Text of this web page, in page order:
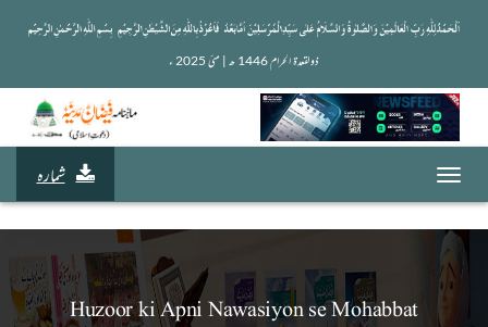
ذولقعدۃ الحرام 1446 ھ | مئی 2025 ء
شمارہ
Huzoor ki Apni Nawasiyon se Mohabbat